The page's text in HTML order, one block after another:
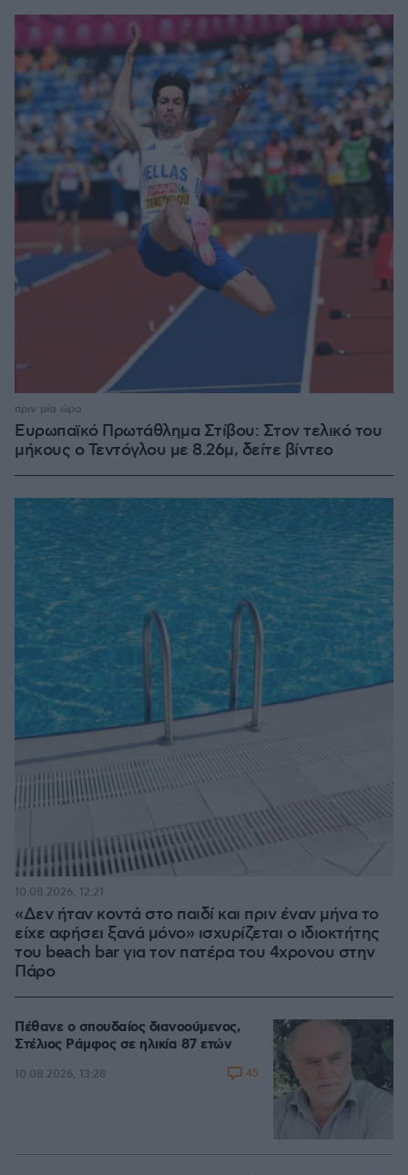
Ευρωπαϊκό Πρωτάθλημα Στίβου: Στον τελικό του
μήκους ο Τεντόγλου με 8.26μ, δείτε βίντεο
πριν μία ώρα
«Δεν ήταν κοντά στο παιδί και πριν έναν μήνα το
είχε αφήσει ξανά μόνο» ισχυρίζεται ο ιδιοκτήτης
του beach bar για τον πατέρα του 4χρονου στην
Πάρο
10.08.2026, 12:21
Πέθανε ο σπουδαίος διανοούμενος,
Στέλιος Ράμφος σε ηλικία 87 ετών
10.08.2026, 13:28 45